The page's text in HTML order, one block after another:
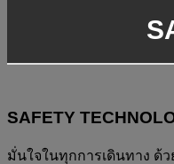
SAFETY
มั่นใจในทุกการเดินทาง ด้